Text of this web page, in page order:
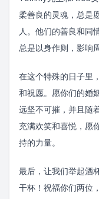
柔善良的灵魂，总是
人。他们的善良和同
总是以身作则，影响
在这个特殊的日子里
和祝愿。愿你们的婚
远坚不可摧，并且随
充满欢笑和喜悦，愿
持的力量。
最后，让我们举起酒
干杯！祝福你们两位